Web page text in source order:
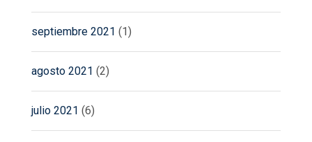
septiembre 2021 (1)
agosto 2021 (2)
julio 2021 (6)